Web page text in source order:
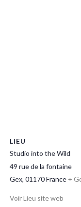
LIEU
Studio into the Wild
49 rue de la fontaine
Gex, 01170France +
Voir Lieu site web